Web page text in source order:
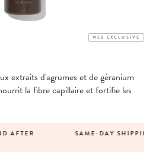
WEB EXCLUSIVE
extraits d'agrumes et de géranium
la fibre capillaire et fortifie les
FOR ORDERS PLACED BEFORE 1